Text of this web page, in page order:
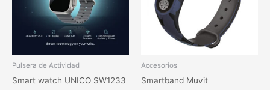
Pulsera de Actividad
Smart watch UNICO SW1233
Accesorios
Smartband Muvit